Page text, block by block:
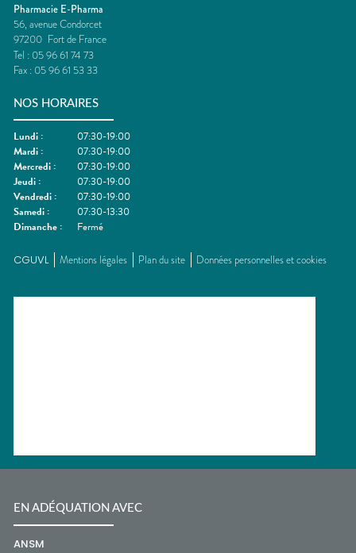
Pharmacie E-Pharma
56, avenue Condorcet
97200 Fort de France
Tel : 05 96 61 74 73
Fax : 05 96 61 53 33
NOS HORAIRES
Lundi :
07:30-19:00
Mardi :
07:30-19:00
Mercredi :
07:30-19:00
Jeudi :
07:30-19:00
Vendredi :
07:30-19:00
Samedi :
07:30-13:30
Dimanche : Fermé
CGUVL Mentions légales Plan du site Données personnelles et cookies
EN ADÉQUATION AVEC
ANSM